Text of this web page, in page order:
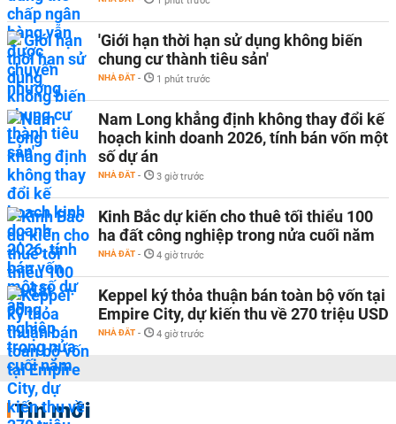
'Giới hạn thời hạn sử dụng không biến
chung cư thành tiêu sản'
NHÀ ĐẤT - 1 phút trước
Nam Long khẳng định không thay đổi kế
hoạch kinh doanh 2026, tính bán vốn một
số dự án
NHÀ ĐẤT - 3 giờ trước
Kinh Bắc dự kiến cho thuê tối thiểu 100
ha đất công nghiệp trong nửa cuối năm
NHÀ ĐẤT - 4 giờ trước
Keppel ký thỏa thuận bán toàn bộ vốn tại
Empire City, dự kiến thu về 270 triệu USD
NHÀ ĐẤT - 4 giờ trước
Tin mới